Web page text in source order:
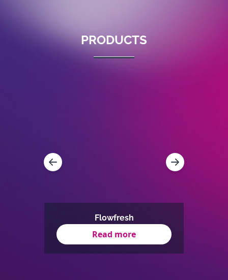
PRODUCTS
Flowfresh
Read more